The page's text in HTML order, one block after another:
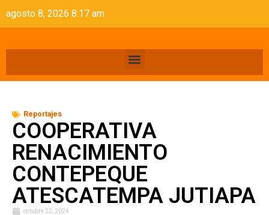
agosto 8, 2026 8:17 am
Reportajes
COOPERATIVA
RENACIMIENTO
CONTEPEQUE
ATESCATEMPA JUTIAPA
octubre 22, 2024